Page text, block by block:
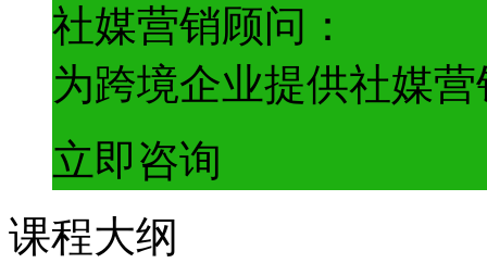
社媒营销顾问：
为跨境企业提供社媒
立即咨询
课程大纲